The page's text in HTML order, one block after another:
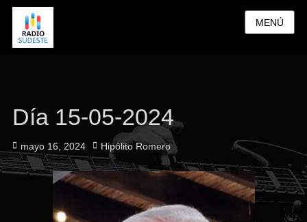
MENÚ
Día 15-05-2024
Publicado
el
mayo 16, 2024 Autor
Hipólito Romero